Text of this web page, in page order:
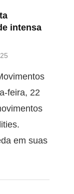
intensa
feira, 22
em suas